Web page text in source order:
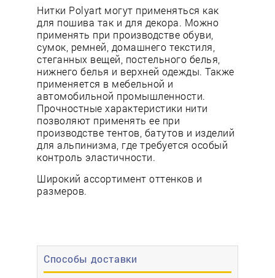
Способы доставки
Нитки Polyart могут применяться как
для пошива так и для декора. Можно
применять при производстве обуви,
сумок, ремней, домашнего текстиля,
стеганных вещей, постельного белья,
нижнего белья и верхней одежды. Также
применяется в мебельной и
автомобильной промышленности.
Прочностные характеристики нити
позволяют применять ее при
производстве тентов, батутов и изделий
для альпинизма, где требуется особый
контроль эластичности.
Широкий ассортимент оттенков и
размеров.